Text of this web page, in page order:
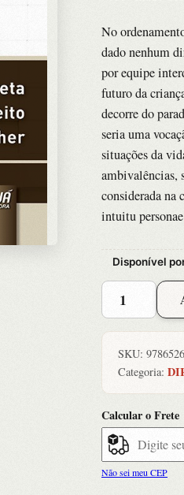
No
dado nenhum
por equipe
futuro da
decorre do
seria uma
situações da
ambivalências,
considerada na
intuitu
Disponível
Adocao
Intuitu
Entrega
Como
Direito
da
Mulher
SKU:
Categoria:
Calcular o Frete
Não sei meu CEP